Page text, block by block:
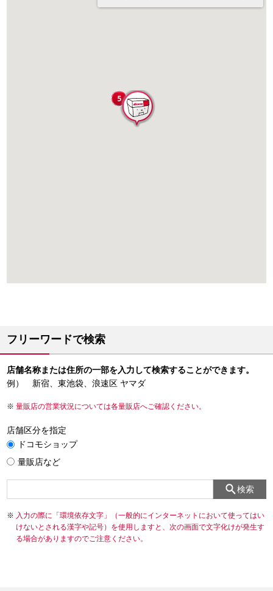
フリーワードで検索
店舗名称または住所の一部を入力して検索することができます。
例） 新宿、東池袋、浪速区 ヤマダ
量販店の営業状況については各量販店へご確認ください。
店舗区分を指定
ドコモショップ
量販店など
検索
入力の際に「環境依存文字」（一般的にインターネットにおいて使ってはい
けないとされる漢字や記号）を使用しますと、次の画面で文字化けが発生す
る場合がありますのでご注意ください。